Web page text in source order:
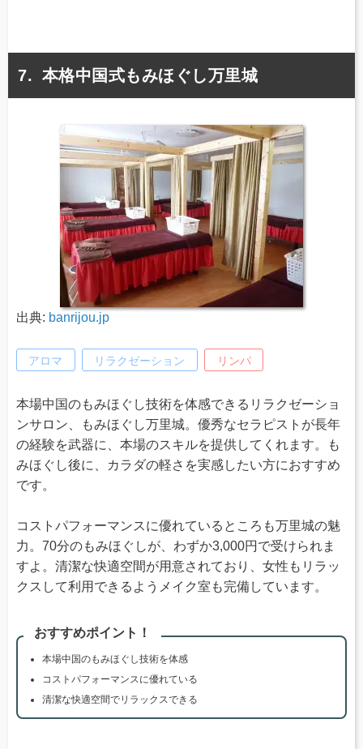
本格中国式もみほぐし万里城
出典: banrijou.jp
アロマ リラクゼーション リンパ
本場中国のもみほぐし技術を体感できるリラクゼーショ
ンサロン、もみほぐし万里城。優秀なセラピストが長年
の経験を武器に、本場のスキルを提供してくれます。も
みほぐし後に、カラダの軽さを実感したい方におすすめ
です。
コストパフォーマンスに優れているところも万里城の魅
力。70分のもみほぐしが、わずか3,000円で受けられま
すよ。清潔な快適空間が用意されており、女性もリラッ
クスして利用できるようメイク室も完備しています。
おすすめポイント！
本場中国のもみほぐし技術を体感
コストパフォーマンスに優れている
清潔な快適空間でリラックスできる